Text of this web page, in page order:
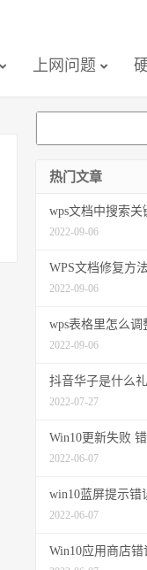
上网问题
热门文章
wps文档中搜索关
2022-09-06
WPS文档修复方法
2022-09-06
wps表格里怎么调
2022-09-06
抖音华子是什么
2022-07-27
Win10更新失败
2022-06-07
win10蓝屏提示错
2022-06-07
Win10应用商店错